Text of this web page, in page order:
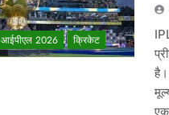
आईपीएल 2026 क्रिकेट
एक